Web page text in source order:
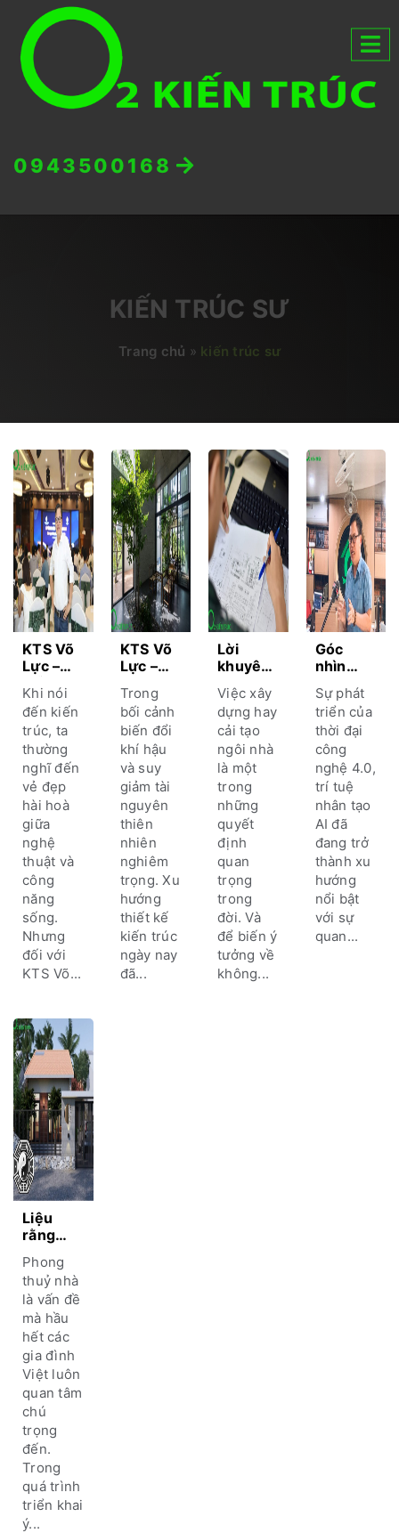
0943500168
KIẾN TRÚC SƯ
Trang chủ » kiến trúc sư
KTS Võ
Lực –
Mỗi ngôi
nhà là
một
hành
trình
cảm xúc
hoá cá
nhân
Khi nói
đến kiến
trúc, ta
thường
nghĩ đến
vẻ đẹp
hài hoà
giữa
nghệ
thuật và
công
năng
sống.
Nhưng
đối với
KTS Võ...
KTS Võ
Lực –
hóa xu
hướng
tất yếu
trong
kiến
trúc
hiện đại
Trong
bối cảnh
biến đổi
khí hậu
và suy
giảm tài
nguyên
thiên
nhiên
nghiêm
trọng. Xu
hướng
thiết kế
kiến ​​trúc
ngày nay
đã...
Lời
khuyên
trúc sư
thiết kế
nhà tốt,
chất
lượng
cho tổ
ấm mơ
ước
Việc xây
dựng hay
cải tạo
ngôi nhà
là một
trong
những
quyết
định
quan
trọng
trong
đời. Và
để biến ý
tưởng về
không...
Góc
nhìn
Lực ứng
dụng AI
nâng
tầm
thiết kế
kiến
trúc
Sự phát
triển của
thời đại
công
nghệ 4.0,
trí tuệ
nhân tạo
AI đã
đang trở
thành xu
hướng
nổi bật
với sự
quan...
Liệu
rằng
nên lắng
nghe
kiến
trúc sư
hay thầy
phong
thuỷ?
Phong
thuỷ nhà
là vấn đề
mà hầu
hết các
gia đình
Việt luôn
quan tâm
chú
trọng
đến.
Trong
quá trình
triển khai
ý...